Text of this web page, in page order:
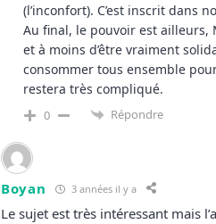
(l’inconfort). C’est inscrit dans
Au final, le pouvoir est ailleurs,
et à moins d’être vraiment
consommer tous ensemble
restera très compliqué.
0 Répondre
Boyan 3 années il y a
Le sujet est très intéressant mais